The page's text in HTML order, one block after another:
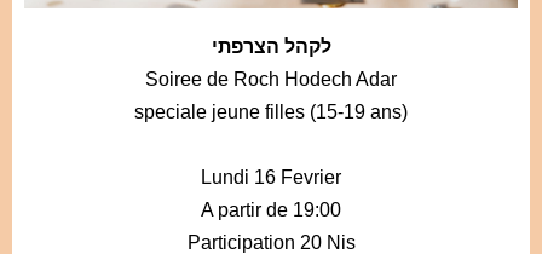
לקהל הצרפתי
Soiree de Roch Hodech Adar
speciale jeune filles (15-19 ans)
Lundi 16 Fevrier
A partir de 19:00
Participation 20 Nis